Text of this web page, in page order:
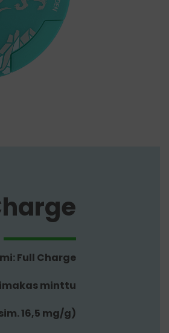
Full Charge
minttu
16,5 mg/g)